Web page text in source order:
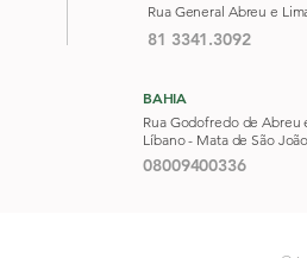
Rua General Abreu e
81 3341.3092
BAHIA
Rua Godofredo de Abreu
Líbano - Mata de São
08009400336